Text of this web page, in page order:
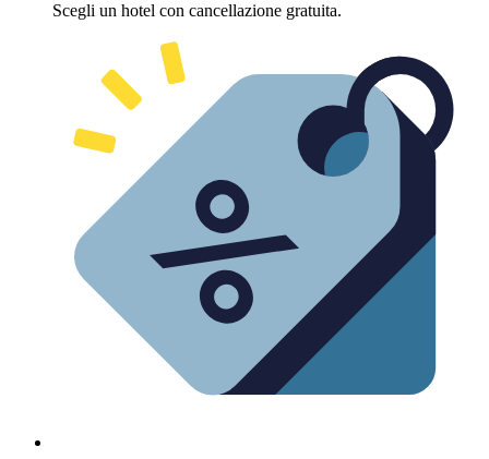
Scegli un hotel con cancellazione gratuita.